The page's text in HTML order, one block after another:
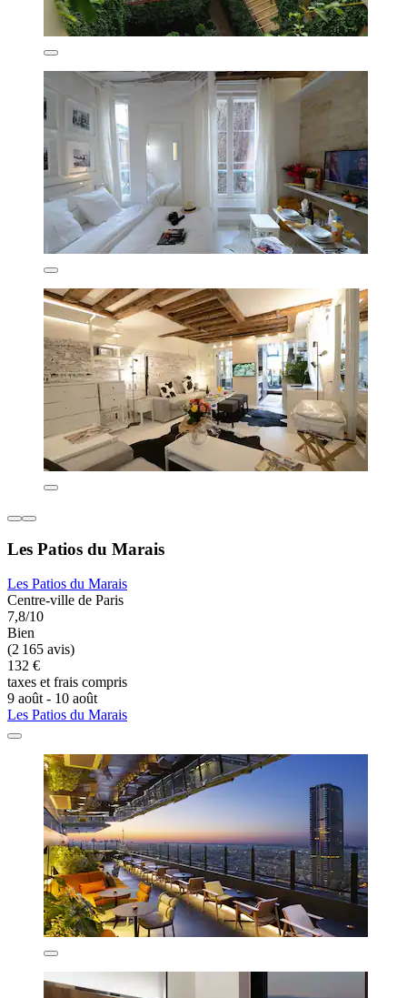
Les Patios du Marais
Les Patios du Marais
Centre-ville de Paris
7,8/10
Bien
(2 165 avis)
132 €
taxes et frais compris
9 août - 10 août
Les Patios du Marais